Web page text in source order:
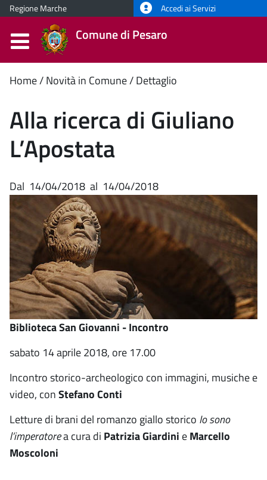
Regione Marche Accedi ai Servizi
Comune di Pesaro
Contenuto
principale
Home Novità in Comune Dettaglio
Alla ricerca di Giuliano
L’Apostata
Dal 14/04/2018 al 14/04/2018
Biblioteca San Giovanni - Incontro
sabato 14 aprile 2018, ore 17.00
Incontro storico-archeologico con immagini, musiche e
video, conStefano Conti
Letture di brani del romanzo giallo storico Io sono
l’imperatorea cura di Patrizia Giardini eMarcello
Moscoloni